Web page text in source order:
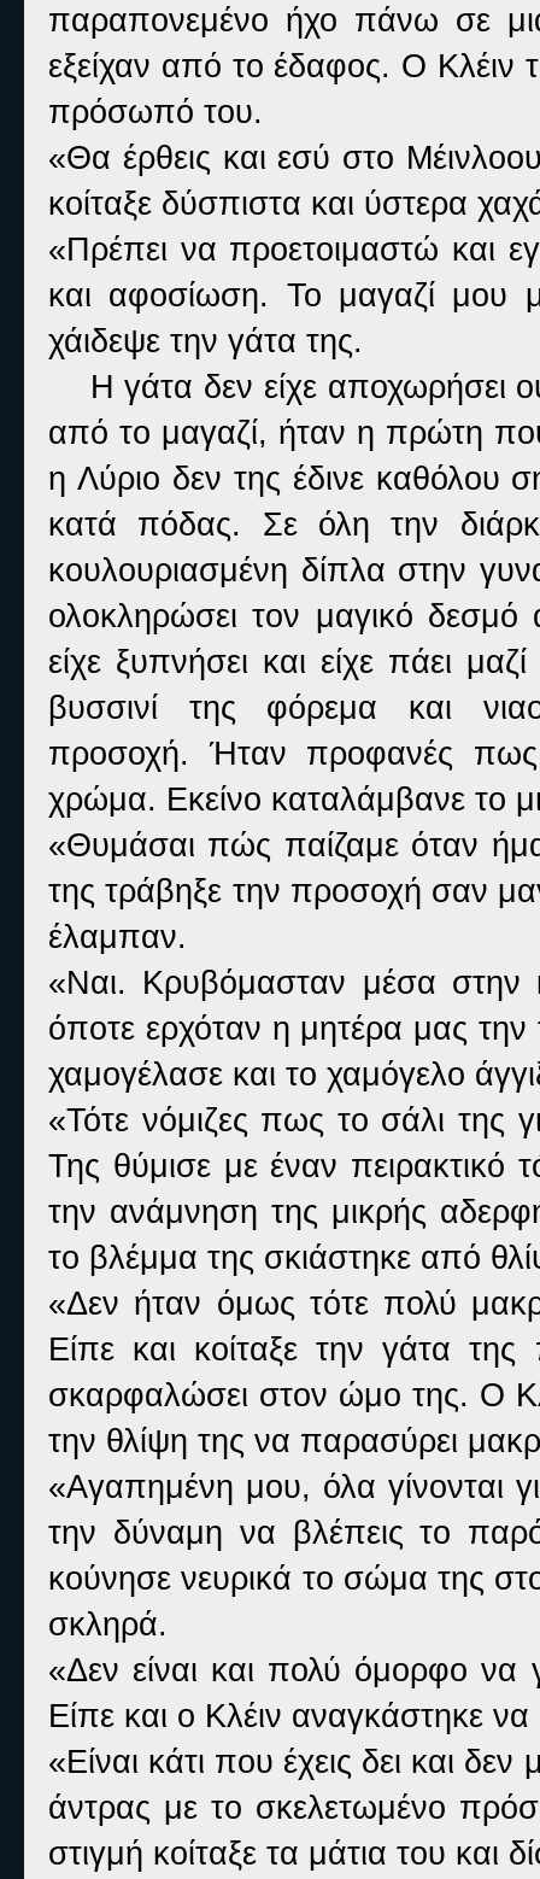
παραπονεμένο ήχο πάνω σε
εξείχαν από το έδαφος. Ο Κλέιν
πρόσωπό του.
«Θα έρθεις και εσύ στο
κοίταξε δύσπιστα και ύστερα
«Πρέπει να προετοιμαστώ και
και αφοσίωση. Το μαγαζί μου
χάιδεψε την γάτα της.
Η γάτα δεν είχε αποχωρήσει
από το μαγαζί, ήταν η πρώτη
η Λύριο δεν της έδινε καθόλου
κατά πόδας. Σε όλη την
κουλουριασμένη δίπλα στην
ολοκληρώσει τον μαγικό
είχε ξυπνήσει και είχε πάει
βυσσινί της φόρεμα και
προσοχή. Ήταν προφανές πως
χρώμα. Εκείνο καταλάμβανε το
«Θυμάσαι πώς παίζαμε όταν
της τράβηξε την προσοχή σαν
έλαμπαν.
«Ναι. Κρυβόμασταν μέσα
όποτε ερχόταν η μητέρα μας
χαμογέλασε και το χαμόγελο
«Τότε νόμιζες πως το σάλι της
Της θύμισε με έναν πειρακτικό
την ανάμνηση της μικρής
το βλέμμα της σκιάστηκε από
«Δεν ήταν όμως τότε πολύ
Είπε και κοίταξε την γάτα
σκαρφαλώσει στον ώμο της. Ο
την θλίψη της να παρασύρει
«Αγαπημένη μου, όλα γίνονται
την δύναμη να βλέπεις το
κούνησε νευρικά το σώμα της
σκληρά.
«Δεν είναι και πολύ όμορφο να
Είπε και ο Κλέιν αναγκάστηκε
«Είναι κάτι που έχεις δει και
άντρας με το σκελετωμένο
στιγμή κοίταξε τα μάτια του και